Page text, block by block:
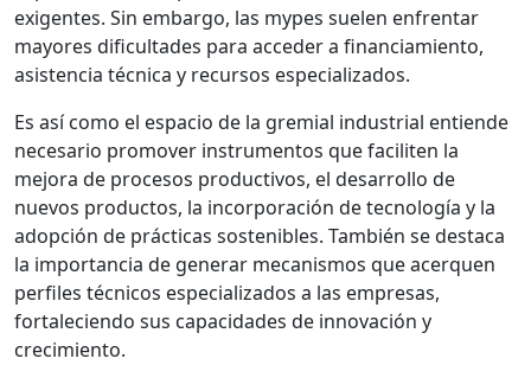
exigentes. Sin embargo, las mypes suelen enfrentar
mayores dificultades para acceder a financiamiento,
asistencia técnica y recursos especializados.
Es así como el espacio de la gremial industrial entiende
necesario promover instrumentos que faciliten la
mejora de procesos productivos, el desarrollo de
nuevos productos, la incorporación de tecnología y la
adopción de prácticas sostenibles. También se destaca
la importancia de generar mecanismos que acerquen
perfiles técnicos especializados a las empresas,
fortaleciendo sus capacidades de innovación y
crecimiento.